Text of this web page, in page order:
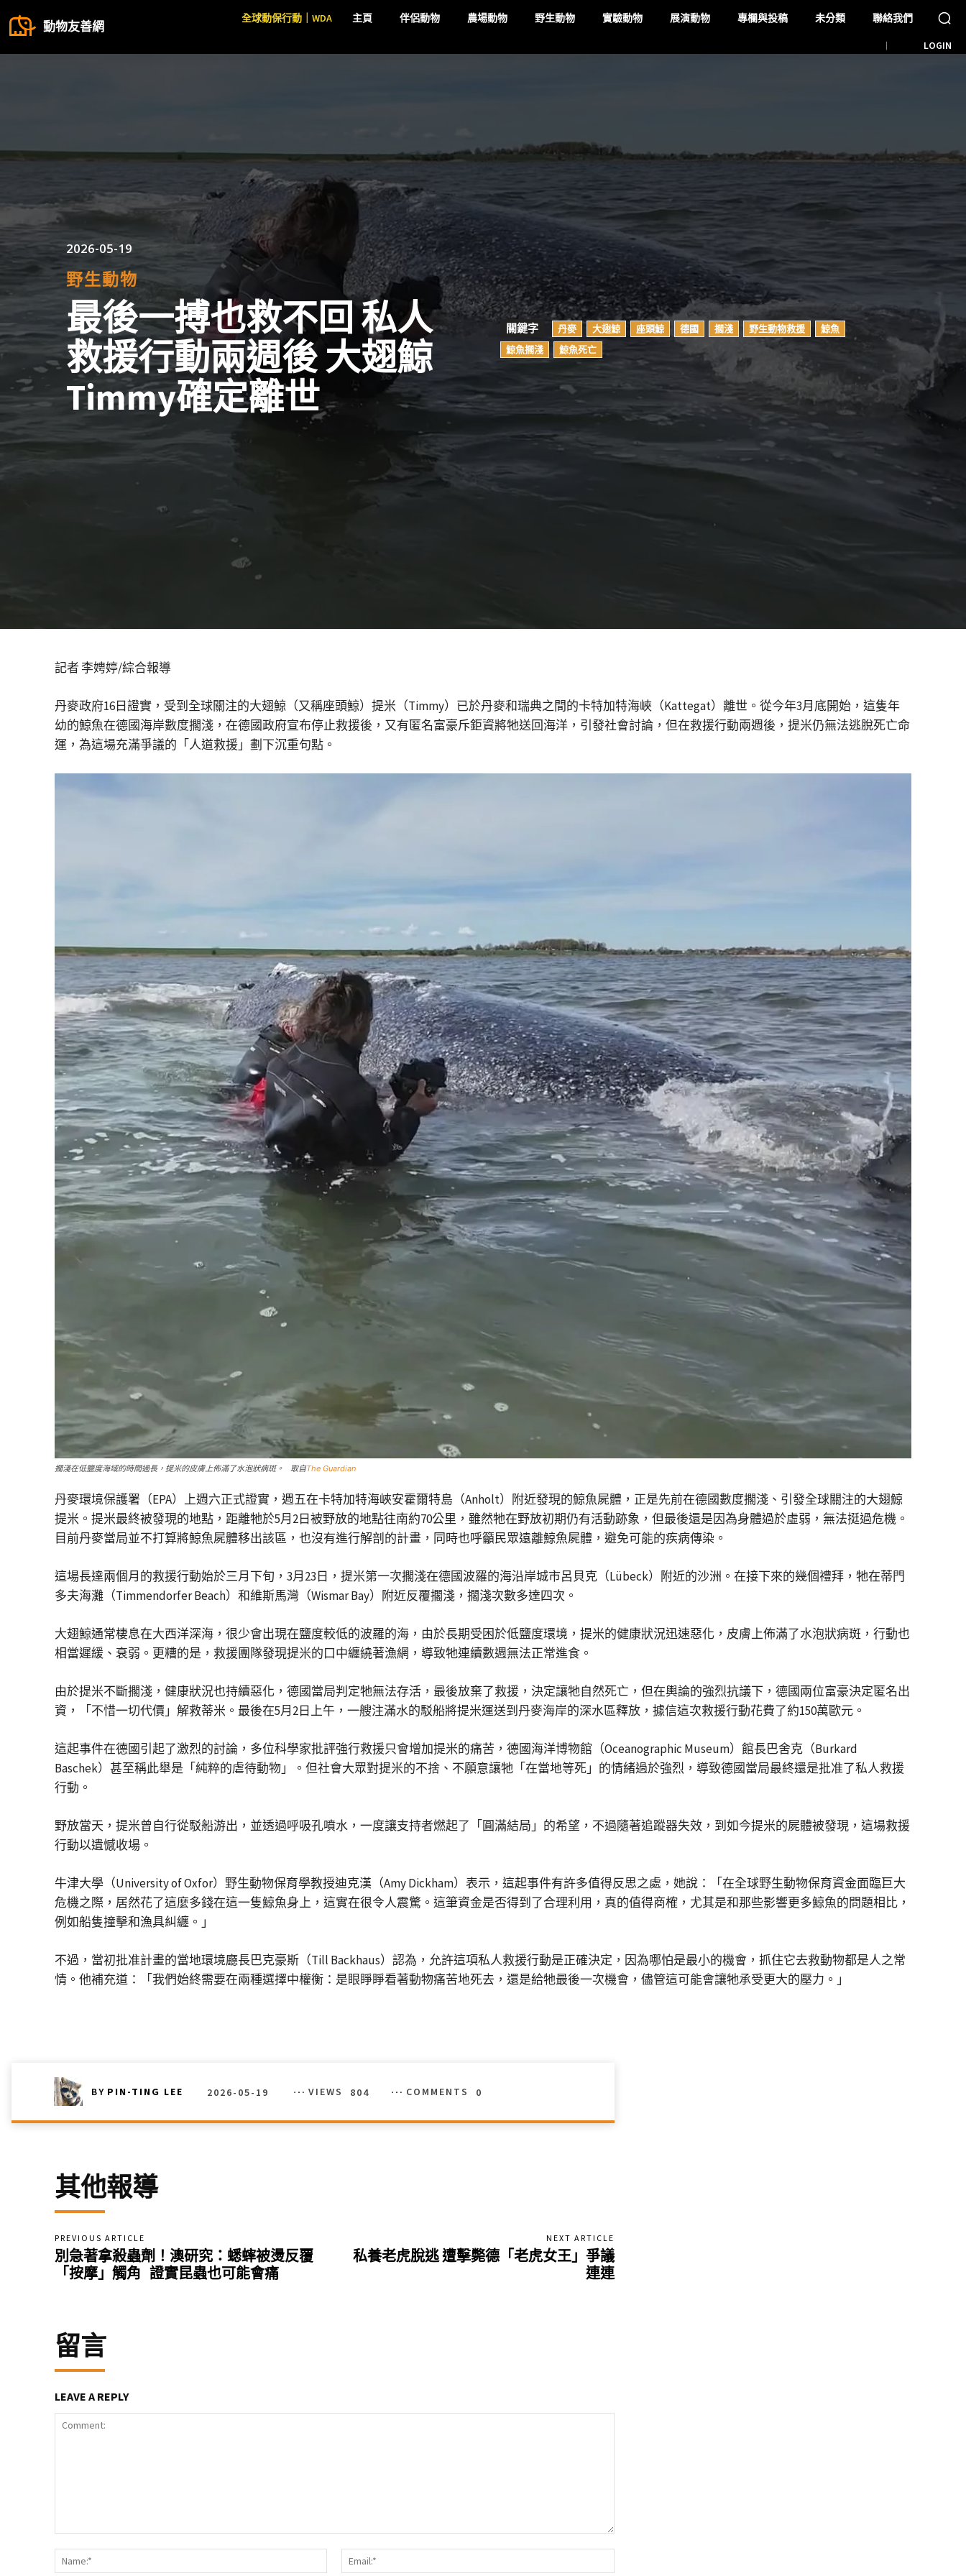
動物友善網
全球動保行動｜WDA 主頁 伴侶動物 農場動物 野生動物 實驗動物 展演動物 專欄與投稿 未分類 聯絡我們
LOGIN
2026-05-19
野生動物
最後一搏也救不回 私人
救援行動兩週後 大翅鯨
Timmy確定離世
關鍵字 丹麥 大翅鯨 座頭鯨 德國 擱淺 野生動物救援
鯨魚
鯨魚擱淺
鯨魚死亡
記者 李娉婷/綜合報導
丹麥政府16日證實，受到全球關注的大翅鯨（又稱座頭鯨）提米（Timmy）已於丹麥和瑞典之間的卡特加特海峽（Kattegat）離世。從今年3月底開始，這隻年
幼的鯨魚在德國海岸數度擱淺，在德國政府宣布停止救援後，又有匿名富豪斥鉅資將牠送回海洋，引發社會討論，但在救援行動兩週後，提米仍無法逃脫死亡命
運，為這場充滿爭議的「人道救援」劃下沉重句點。
擱淺在低鹽度海域的時間過長，提米的皮膚上佈滿了水泡狀病斑。 取自The Guardian
丹麥環境保護署（EPA）上週六正式證實，週五在卡特加特海峽安霍爾特島（Anholt）附近發現的鯨魚屍體，正是先前在德國數度擱淺、引發全球關注的大翅鯨
提米。提米最終被發現的地點，距離牠於5月2日被野放的地點往南約70公里，雖然牠在野放初期仍有活動跡象，但最後還是因為身體過於虛弱，無法挺過危機。
目前丹麥當局並不打算將鯨魚屍體移出該區，也沒有進行解剖的計畫，同時也呼籲民眾遠離鯨魚屍體，避免可能的疾病傳染。
這場長達兩個月的救援行動始於三月下旬，3月23日，提米第一次擱淺在德國波羅的海沿岸城市呂貝克（Lübeck）附近的沙洲。在接下來的幾個禮拜，牠在蒂門
多夫海灘（Timmendorfer Beach）和維斯馬灣（Wismar Bay）附近反覆擱淺，擱淺次數多達四次。
大翅鯨通常棲息在大西洋深海，很少會出現在鹽度較低的波羅的海，由於長期受困於低鹽度環境，提米的健康狀況迅速惡化，皮膚上佈滿了水泡狀病斑，行動也
相當遲緩、衰弱。更糟的是，救援團隊發現提米的口中纏繞著漁網，導致牠連續數週無法正常進食。
由於提米不斷擱淺，健康狀況也持續惡化，德國當局判定牠無法存活，最後放棄了救援，決定讓牠自然死亡，但在輿論的強烈抗議下，德國兩位富豪決定匿名出
資，「不惜一切代價」解救蒂米。最後在5月2日上午，一艘注滿水的駁船將提米運送到丹麥海岸的深水區釋放，據信這次救援行動花費了約150萬歐元。
這起事件在德國引起了激烈的討論，多位科學家批評強行救援只會增加提米的痛苦，德國海洋博物館（Oceanographic Museum）館長巴舍克（Burkard
Baschek）甚至稱此舉是「純粹的虐待動物」。但社會大眾對提米的不捨、不願意讓牠「在當地等死」的情緒過於強烈，導致德國當局最終還是批准了私人救援
行動。
野放當天，提米曾自行從駁船游出，並透過呼吸孔噴水，一度讓支持者燃起了「圓滿結局」的希望，不過隨著追蹤器失效，到如今提米的屍體被發現，這場救援
行動以遺憾收場。
牛津大學（University of Oxfor）野生動物保育學教授迪克漢（Amy Dickham）表示，這起事件有許多值得反思之處，她說：「在全球野生動物保育資金面臨巨大
危機之際，居然花了這麼多錢在這一隻鯨魚身上，這實在很令人震驚。這筆資金是否得到了合理利用，真的值得商榷，尤其是和那些影響更多鯨魚的問題相比，
例如船隻撞擊和漁具糾纏。」
不過，當初批准計畫的當地環境廳長巴克豪斯（Till Backhaus）認為，允許這項私人救援行動是正確決定，因為哪怕是最小的機會，抓住它去救動物都是人之常
情。他補充道：「我們始終需要在兩種選擇中權衡：是眼睜睜看著動物痛苦地死去，還是給牠最後一次機會，儘管這可能會讓牠承受更大的壓力。」
BY PIN-TING LEE 2026-05-19 VIEWS 804 COMMENTS 0
其他報導
PREVIOUS ARTICLE
別急著拿殺蟲劑！澳研究：蟋蟀被燙反覆
「按摩」觸角 證實昆蟲也可能會痛
NEXT ARTICLE
私養老虎脫逃 遭擊斃德「老虎女王」爭議
連連
留言
LEAVE A REPLY
Name:*